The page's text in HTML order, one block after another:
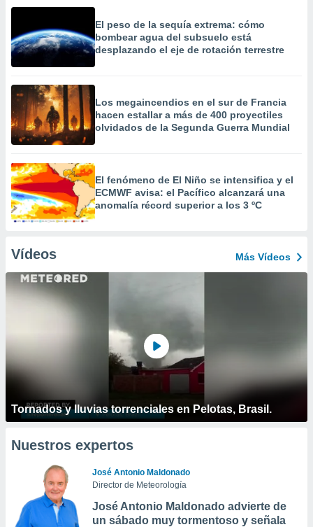
El peso de la sequía extrema: cómo
bombear agua del subsuelo está
desplazando el eje de rotación terrestre
Los megaincendios en el sur de Francia
hacen estallar a más de 400 proyectiles
olvidados de la Segunda Guerra Mundial
El fenómeno de El Niño se intensifica y el
ECMWF avisa: el Pacífico alcanzará una
anomalía récord superior a los 3 ºC
Vídeos Más Vídeos
Tornados y lluvias torrenciales en Pelotas, Brasil.
Nuestros expertos
José Antonio Maldonado
Director de Meteorología
José Antonio Maldonado advierte de
un sábado muy tormentoso y señala